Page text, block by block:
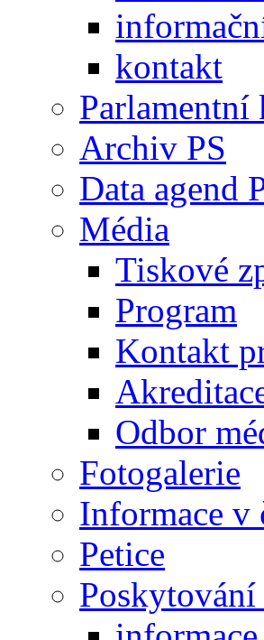
kontakt
Parlamentní
Archiv PS
Data agend
Média
Tiskové
Program
Kontakt
Odbor
Fotogalerie
Informace v
Petice